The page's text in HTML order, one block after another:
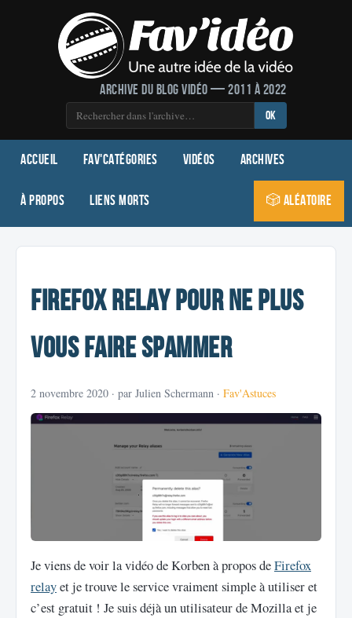
Archive du blog vidéo — 2011 à 2022
OK
Accueil Fav'Catégories Vidéos Archives
À propos Liens morts 🎲 Aléatoire
Firefox Relay pour ne plus
vous faire spammer
2 novembre 2020 · par Julien Schermann · Fav'Astuces
Je viens de voir la vidéo de Korben à propos deFirefox
relayet je trouve le service vraiment simple à utiliser et
c’est gratuit ! Je suis déjà un utilisateur de Mozilla et je